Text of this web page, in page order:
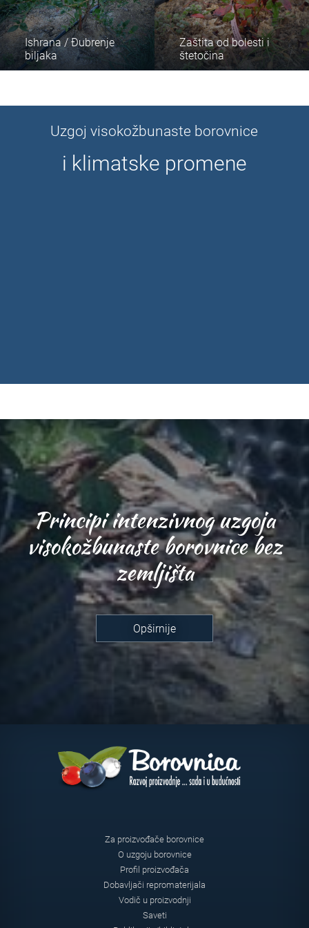
Ishrana / Đubrenje
biljaka
Zaštita od bolesti i
štetočina
Uzgoj visokožbunaste borovnice
i klimatske promene
Principi intenzivnog uzgoja
visokožbunaste borovnice bez
zemljišta
Opširnije
Za proizvođače borovnice
O uzgoju borovnice
Profil proizvođača
Dobavljači repromaterijala
Vodič u proizvodnji
Saveti